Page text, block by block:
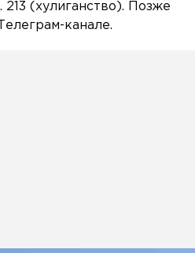
(хулиганство). Позже
канале.